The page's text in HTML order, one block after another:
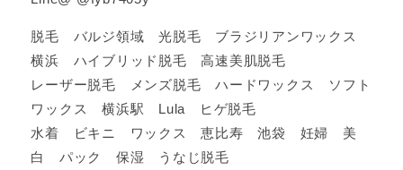
脱毛 バルジ領域 光脱毛 ブラジリアンワックス
横浜 ハイブリッド脱毛 高速美肌脱毛
レーザー脱毛 メンズ脱毛 ハードワックス ソフト
ワックス 横浜駅 Lula ヒゲ脱毛
水着 ビキニ ワックス 恵比寿 池袋 妊婦 美
白 パック 保湿 うなじ脱毛